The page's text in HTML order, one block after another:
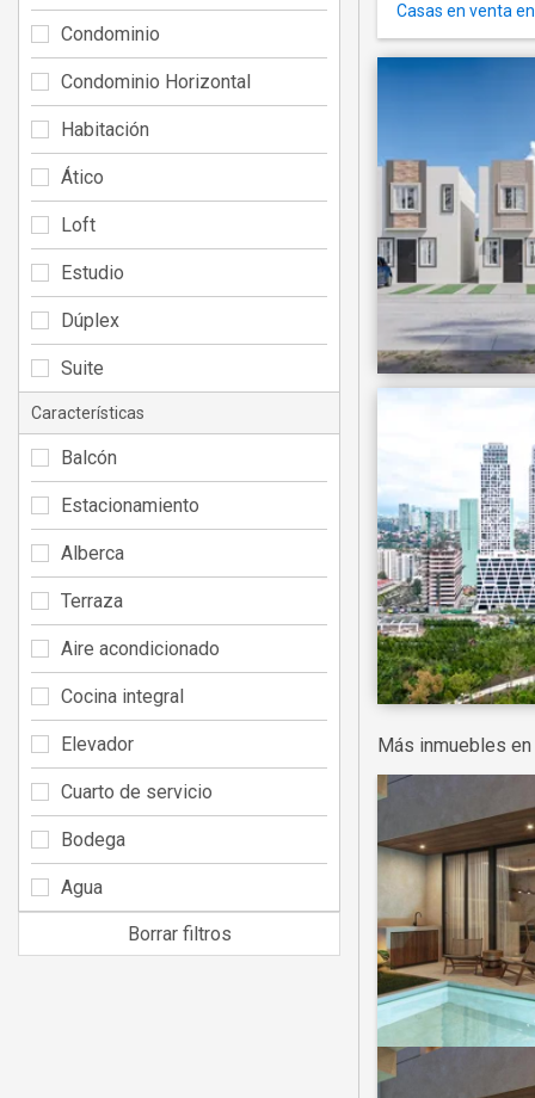
Casas en venta en
Más inmuebles
Condominio
Condominio Horizontal
Habitación
Ático
Loft
Estudio
Dúplex
Suite
Características
Balcón
Estacionamiento
Alberca
Terraza
Aire acondicionado
Cocina integral
Elevador
Cuarto de servicio
Bodega
Agua
Borrar filtros